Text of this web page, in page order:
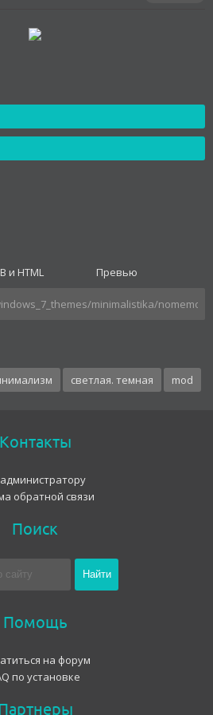
и HTML Превью
светлая. темная mod
Контакты
обратной связи
Поиск
Помощь
на форум
по установке